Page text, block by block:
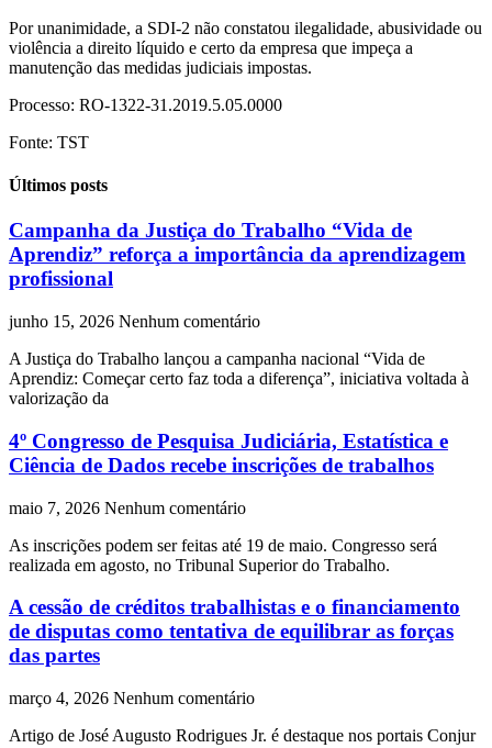
Por unanimidade, a SDI-2 não constatou ilegalidade, abusividade ou
violência a direito líquido e certo da empresa que impeça a
manutenção das medidas judiciais impostas.
Processo: RO-1322-31.2019.5.05.0000
Fonte: TST
Últimos posts
Campanha da Justiça do Trabalho “Vida de
Aprendiz” reforça a importância da aprendizagem
profissional
junho 15, 2026 Nenhum comentário
A Justiça do Trabalho lançou a campanha nacional “Vida de
Aprendiz: Começar certo faz toda a diferença”, iniciativa voltada à
valorização da
4º Congresso de Pesquisa Judiciária, Estatística e
Ciência de Dados recebe inscrições de trabalhos
maio 7, 2026 Nenhum comentário
As inscrições podem ser feitas até 19 de maio. Congresso será
realizada em agosto, no Tribunal Superior do Trabalho.
A cessão de créditos trabalhistas e o financiamento
de disputas como tentativa de equilibrar as forças
das partes
março 4, 2026 Nenhum comentário
Artigo de José Augusto Rodrigues Jr. é destaque nos portais Conjur